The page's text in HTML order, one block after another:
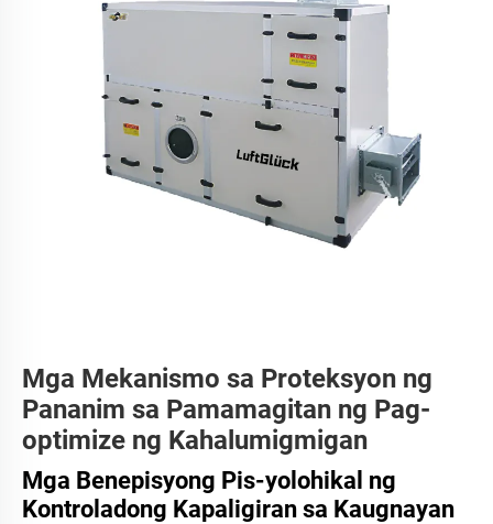
Mga Mekanismo sa Proteksyon ng
Pananim sa Pamamagitan ng Pag-
optimize ng Kahalumigmigan
Mga Benepisyong Pis-yolohikal ng
Kontroladong Kapaligiran sa Kaugnayan